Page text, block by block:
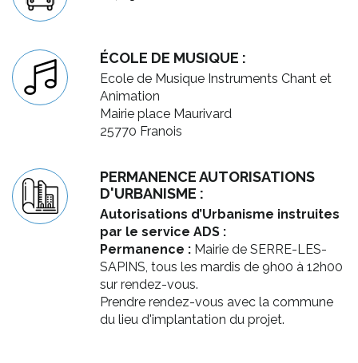
ÉCOLE DE MUSIQUE :
Ecole de Musique Instruments Chant et
Animation
Mairie place Maurivard
25770 Franois
PERMANENCE AUTORISATIONS
D'URBANISME :
Autorisations d’Urbanisme instruites
par le service ADS :
Permanence : Mairie de SERRE-LES-
SAPINS, tous les mardis de 9h00 à 12h00
sur rendez-vous.
Prendre rendez-vous avec la commune
du lieu d'implantation du projet.